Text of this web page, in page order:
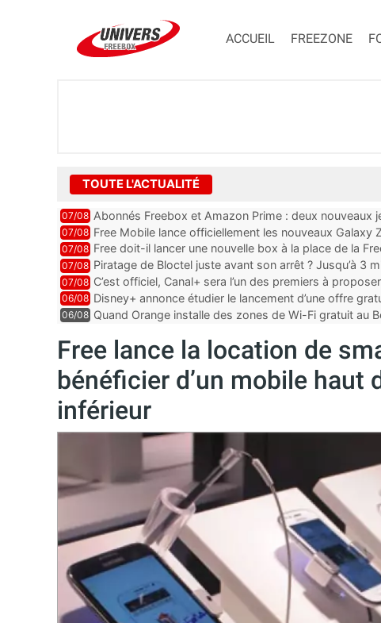
ACCUEIL FREEZONE
TOUTE L'ACTUALITÉ
07/08 Abonnés Freebox et Amazon Prime : deux nouveaux
07/08 Free Mobile lance officiellement les nouveaux Galaxy
des promos et des cadeaux
07/08 Free doit-il lancer une nouvelle box à la place de la
07/08 Piratage de Bloctel juste avant son arrêt ? Jusqu’à 3
auraient fuité
07/08 C’est officiel, Canal+ sera l’un des premiers à
Vision 2
06/08 Disney+ annonce étudier le lancement d’une offre
06/08 Quand Orange installe des zones de Wi-Fi gratuit au
Free lance la location de
bénéficier d’un mobile haut
inférieur